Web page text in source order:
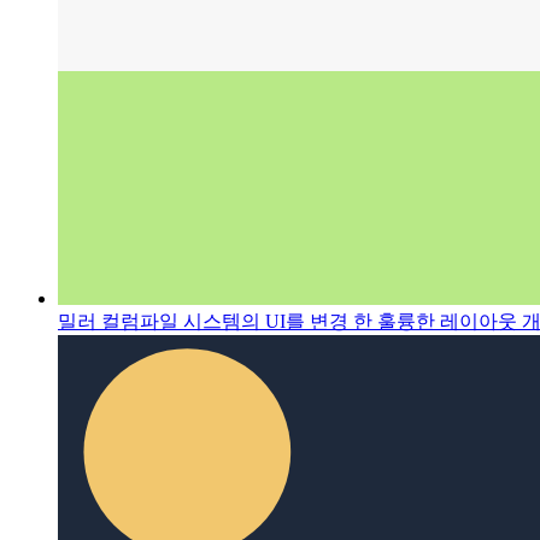
밀러 컬럼 파일 시스템의 UI를 변경 한 훌륭한 레이아웃